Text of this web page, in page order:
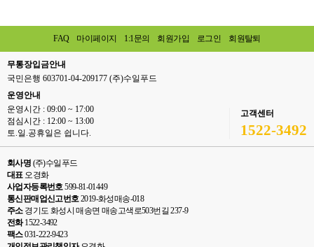
FAQ 마이페이지 1:1문의 회원가입 로그인 회원탈퇴
무통장입금안내
국민은행 603701-04-209177 (주)수일푸드
운영안내
운영시간 : 09:00 ~ 17:00
점심시간 : 12:00 ~ 13:00
토.일.공휴일은 쉽니다.
고객센터
1522-3492
회사명 (주)수일푸드
대표오경화
사업자등록번호599-81-01449
통신판매업신고번호2019-화성매송-018
주소경기도 화성시 매송면 매송고색로503번길 237-9
전화1522-3492
팩스031-222-9423